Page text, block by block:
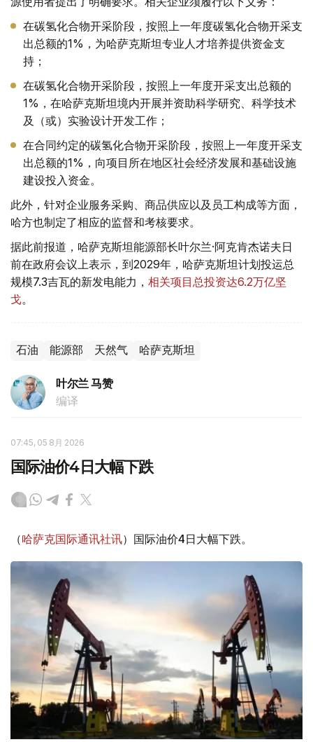
在碳氢化合物开采阶段，按照上一年度碳氢化合物开采支
出总额的1%，为哈萨克斯坦专业人才培养提供资金支
持；
在碳氢化合物开采阶段，按照上一年度开采支出总额的
1%，在哈萨克斯坦境内开展并资助科学研究、科学技术
及（或）实验设计开发工作；
在合同约定的碳氢化合物开采阶段，按照上一年度开采支
出总额的1%，向项目所在地区社会经济发展和基础设施
建设投入资金。
此外，针对企业服务采购、商品供应以及员工构成等方面，
哈方也制定了相应的监督和考核要求。
据此前报道，哈萨克斯坦能源部长叶尔兰·阿克肯杰诺夫日
前在政府会议上表示，到2029年，哈萨克斯坦计划投运总
规模7.3吉瓦的新发电能力， 相关项目总投资达6.2万亿坚
戈。
石油 能源部 天然气 哈萨克斯坦
叶尔兰 马赞
编译
07:45, 05 8月 2026
国际油价4日大幅下跌
（哈萨克国际通讯社讯）国际油价4日大幅下跌。